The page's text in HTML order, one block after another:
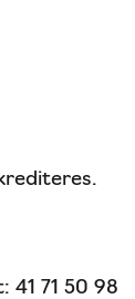
71 50 98